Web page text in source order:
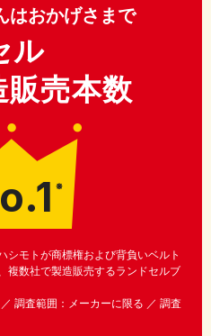
はおかげさまで
ル
販売本数
※
モトが商標権および背負いベルト
複数社で製造販売するランドセルブ
調査範囲：メーカーに限る ／ 調査